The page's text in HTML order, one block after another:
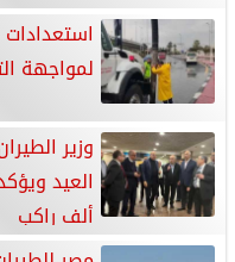
لمواجهة
وزير
ألف راكب